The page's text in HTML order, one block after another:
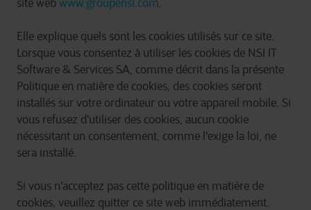
site web www.groupensi.com.
Elle explique quels sont les cookies utilisés sur ce site.
Lorsque vous consentez à utiliser les cookies de NSI IT
Software & Services SA, comme décrit dans la présente
Politique en matière de cookies, des cookies seront
installés sur votre ordinateur ou votre appareil mobile. Si
vous refusez d'utiliser des cookies, aucun cookie
nécessitant un consentement, comme l'exige la loi, ne
sera installé.
Si vous n'acceptez pas cette politique en matière de
cookies, veuillez quitter ce site web immédiatement.